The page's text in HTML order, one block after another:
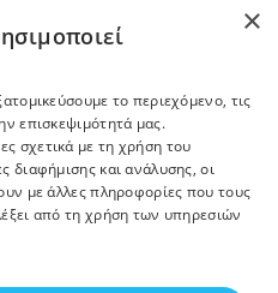
×
το περιεχόμενο, τις
επισκεψιμότητά μας.
σχετικά με τη χρήση του
διαφήμισης και ανάλυσης, οι
με άλλες πληροφορίες που τους
από τη χρήση των υπηρεσιών